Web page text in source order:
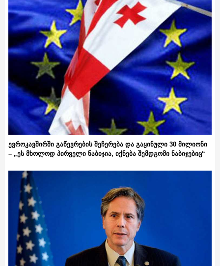
ევროკავშირში გაწევრების შეჩერება და გაყინული 30 მილიონი
– „ეს მხოლოდ პირველი ნაბიჯია, იქნება შემდგომი ნაბიჯებიც“